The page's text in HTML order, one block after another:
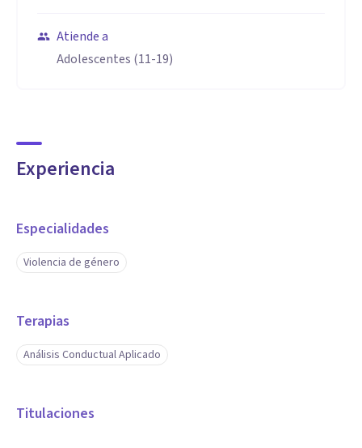
Atiende a
Adolescentes (11-19)
Experiencia
Especialidades
Violencia de género
Terapias
Análisis Conductual Aplicado
Titulaciones